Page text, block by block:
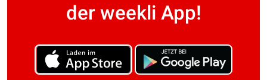
der weekli App!